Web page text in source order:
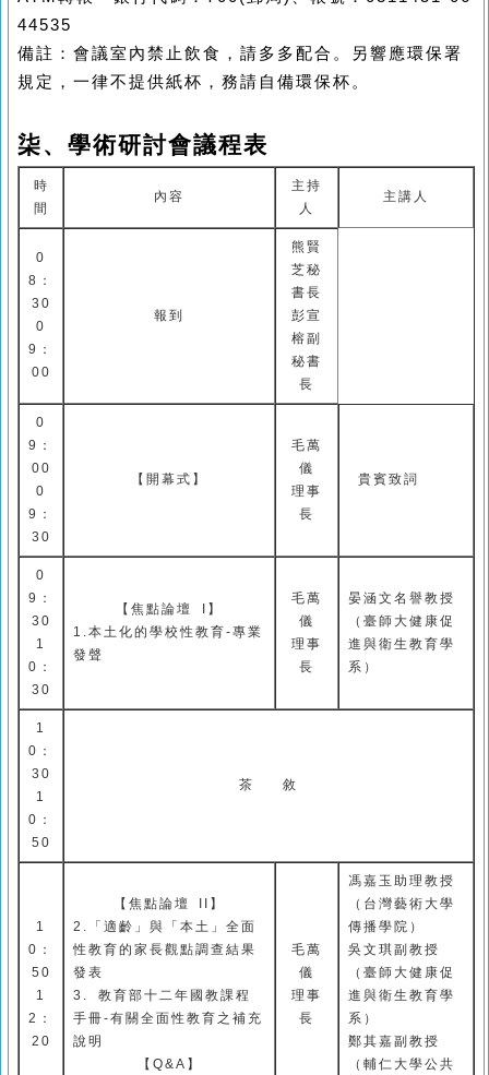
44535
備註：會議室內禁止飲食，請多多配合。另響應環保署
規定，一律不提供紙杯，務請自備環保杯。
柒、學術研討會議程表
時
間
內容
主持
人
主講人
0
8 ：
30
0
9 ：
00
報到
熊賢
芝秘
書長
彭宣
榕副
秘書
長
0
9 ：
00
0
9 ：
30
【開幕式】
毛萬
儀
理事
長
貴賓致詞
0
9 ：
30
1
0 ：
30
【焦點論壇
】
1.本土化的學校性教育-專業
發聲
毛萬
儀
理事
長
晏涵文名譽教授
（臺師大健康促
進與衛生教育學
系）
1
0 ：
30
1
0 ：
50
茶 敘
1
0 ：
50
1
2 ：
20
【 焦點論壇
】
2.
「適齡」與「本土」全面
性教育的家長觀點調查結果
發表
3. 教育部十二年國教課程
手冊-有關全面性教育之補充
說明
【 Q&A 】
毛萬
儀
理事
長
馮嘉玉助理教授
（台灣藝術大學
傳播學院）
吳文琪副教授
（臺師大健康促
進與衛生教育學
系）
鄭其嘉副教授
（輔仁大學公共